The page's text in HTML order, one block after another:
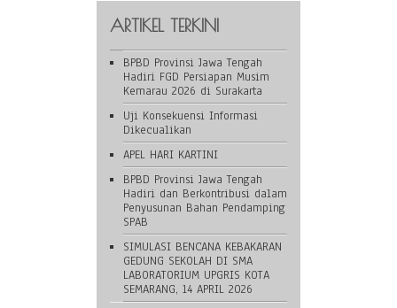
ARTIKEL TERKINI
BPBD Provinsi Jawa Tengah
Hadiri FGD Persiapan Musim
Kemarau 2026 di Surakarta
Uji Konsekuensi Informasi
Dikecualikan
APEL HARI KARTINI
BPBD Provinsi Jawa Tengah
Hadiri dan Berkontribusi dalam
Penyusunan Bahan Pendamping
SPAB
SIMULASI BENCANA KEBAKARAN
GEDUNG SEKOLAH DI SMA
LABORATORIUM UPGRIS KOTA
SEMARANG, 14 APRIL 2026